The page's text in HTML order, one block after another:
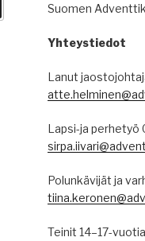
Suomen
Yhteystiedot
Lanut
Lapsi-ja perhetyö
Polunkävijät ja
Teinit 14–17-